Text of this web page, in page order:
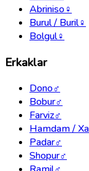
Abriniso♀
Burul / Buril♀
Bolgul♀
Erkaklar
Dono♂
Bobur♂
Farviz♂
Hamdam /
Padar♂
Shopur♂